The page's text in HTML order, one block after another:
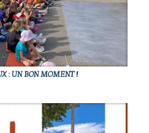
: UN BON MOMENT !